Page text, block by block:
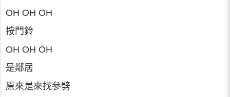
OH OH OH
按門鈴
OH OH OH
是鄰居
原來是來找參劈